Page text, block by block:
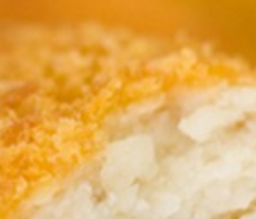
このサイトについて
共有
写真ライブラリー
パンフレットダウンロード
運営組織について